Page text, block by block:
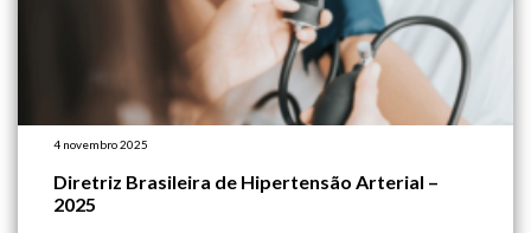
4 novembro 2025
Diretriz Brasileira de Hipertensão Arterial –
2025